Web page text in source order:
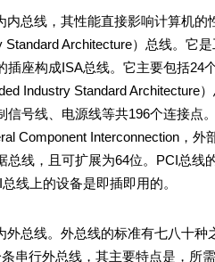
，其性能直接影响计算机的性
Architecture）总线。它是工
插座构成ISA总线。它主要包括24
Standard Architecture）总
信号线、电源线等共196个连接
Interconnection，外部
总线，且可扩展为64位。PCI总
线上的设备是即插即用的。
。外总线的标准有七八十种之
总线，其主要特点是，所需